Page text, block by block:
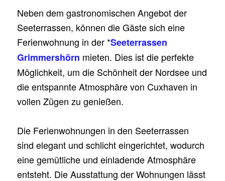
Neben dem gastronomischen Angebot der
Seeterrassen, können die Gäste sich eine
Ferienwohnung in der *Seeterrassen
Grimmershörn mieten. Dies ist die perfekte
Möglichkeit, um die Schönheit der Nordsee und
die entspannte Atmosphäre von Cuxhaven in
vollen Zügen zu genießen.
Die Ferienwohnungen in den Seeterrassen
sind elegant und schlicht eingerichtet, wodurch
eine gemütliche und einladende Atmosphäre
entsteht. Die Ausstattung der Wohnungen lässt